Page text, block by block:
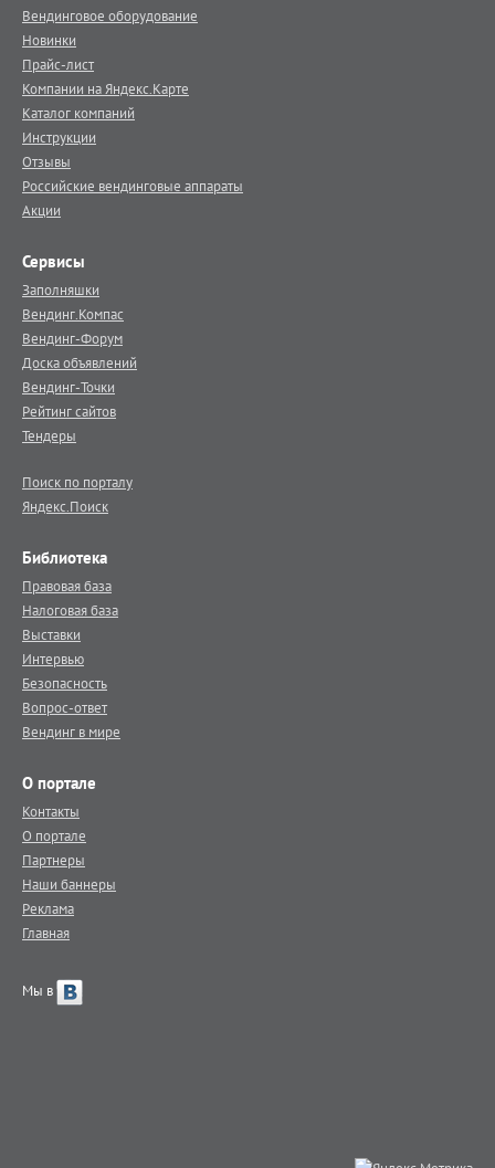
Вендинговое оборудование
Новинки
Прайс-лист
Компании на Яндекс.Карте
Каталог компаний
Инструкции
Отзывы
Российские вендинговые аппараты
Акции
Сервисы
Заполняшки
Вендинг.Компас
Вендинг-Форум
Доска объявлений
Вендинг-Точки
Рейтинг сайтов
Тендеры
Поиск по порталу
Яндекс.Поиск
Библиотека
Правовая база
Налоговая база
Выставки
Интервью
Безопасность
Вопрос-ответ
Вендинг в мире
О портале
Контакты
О портале
Партнеры
Наши баннеры
Реклама
Главная
Мы в